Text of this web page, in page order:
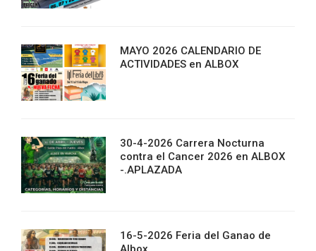
MAYO 2026 CALENDARIO DE
ACTIVIDADES en ALBOX
30-4-2026 Carrera Nocturna
contra el Cancer 2026 en ALBOX
-.APLAZADA
16-5-2026 Feria del Ganao de